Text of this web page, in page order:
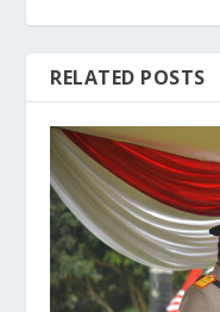
RELATED POSTS